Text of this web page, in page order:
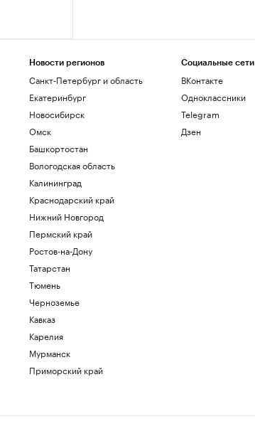
Новости регионов
Санкт-Петербург и область
Екатеринбург
Новосибирск
Омск
Башкортостан
Вологодская область
Калининград
Краснодарский край
Нижний Новгород
Пермский край
Ростов-на-Дону
Татарстан
Тюмень
Черноземье
Кавказ
Карелия
Мурманск
Приморский край
Социальные сети
ВКонтакте
Одноклассники
Telegram
Дзен